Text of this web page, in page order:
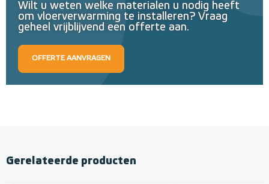
Wilt u weten welke materialen u nodig heeft
om vloerverwarming te installeren? Vraag
geheel vrijblijvend een offerte aan.
OFFERTE AANVRAGEN
Gerelateerde producten